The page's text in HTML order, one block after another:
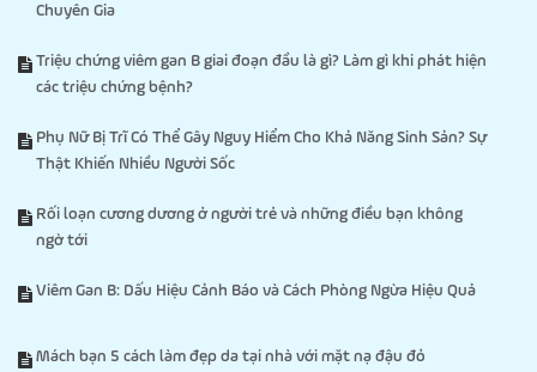
Chuyên Gia
Triệu chứng viêm gan B giai đoạn đầu là gì? Làm gì khi phát hiện
các triệu chứng bệnh?
Phụ Nữ Bị Trĩ Có Thể Gây Nguy Hiểm Cho Khả Năng Sinh Sản? Sự
Thật Khiến Nhiều Người Sốc
Rối loạn cương dương ở người trẻ và những điều bạn không
ngờ tới
Viêm Gan B: Dấu Hiệu Cảnh Báo và Cách Phòng Ngừa Hiệu Quả
Mách bạn 5 cách làm đẹp da tại nhà với mặt nạ đậu đỏ